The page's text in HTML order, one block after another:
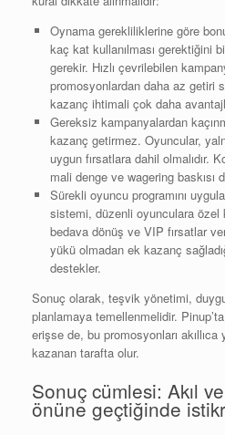
Oynama gerekliliklerine göre
kaç kat kullanılması gerektiğini
gerekir. Hızlı çevrilebilen
promosyonlardan daha az getiri
kazanç ihtimali çok daha
Gereksiz kampanyalardan
kazanç getirmez. Oyuncular,
uygun fırsatlara dahil olmalıdır.
mali denge ve wagering baskısı
Sürekli oyuncu programını
sistemi, düzenli oyunculara
bedava dönüş ve VIP fırsatlar
yükü olmadan ek kazanç
destekler.
Sonuç olarak, teşvik yönetimi,
planlamaya temellenmelidir.
erişse de, bu promosyonları
kazanan tarafta olur.
Sonuç cümlesi: Akıl
önüne geçtiğinde